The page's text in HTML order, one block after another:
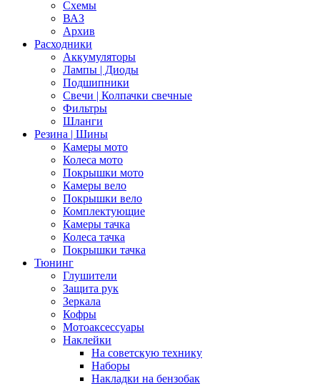
Схемы
ВАЗ
Архив
Расходники
Аккумуляторы
Лампы | Диоды
Подшипники
Свечи | Колпачки свечные
Фильтры
Шланги
Резина | Шины
Камеры мото
Колеса мото
Покрышки мото
Камеры вело
Покрышки вело
Комплектующие
Камеры тачка
Колеса тачка
Покрышки тачка
Тюнинг
Глушители
Защита рук
Зеркала
Кофры
Мотоаксессуары
Наклейки
На советскую технику
Наборы
Накладки на бензобак